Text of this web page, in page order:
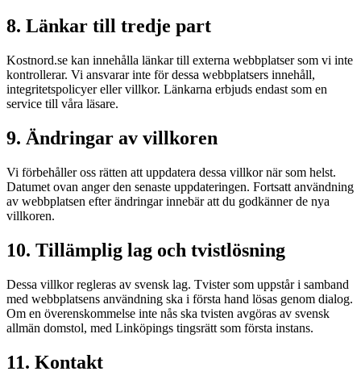
8. Länkar till tredje part
Kostnord.se kan innehålla länkar till externa webbplatser som vi inte
kontrollerar. Vi ansvarar inte för dessa webbplatsers innehåll,
integritetspolicyer eller villkor. Länkarna erbjuds endast som en
service till våra läsare.
9. Ändringar av villkoren
Vi förbehåller oss rätten att uppdatera dessa villkor när som helst.
Datumet ovan anger den senaste uppdateringen. Fortsatt användning
av webbplatsen efter ändringar innebär att du godkänner de nya
villkoren.
10. Tillämplig lag och tvistlösning
Dessa villkor regleras av svensk lag. Tvister som uppstår i samband
med webbplatsens användning ska i första hand lösas genom dialog.
Om en överenskommelse inte nås ska tvisten avgöras av svensk
allmän domstol, med Linköpings tingsrätt som första instans.
11. Kontakt